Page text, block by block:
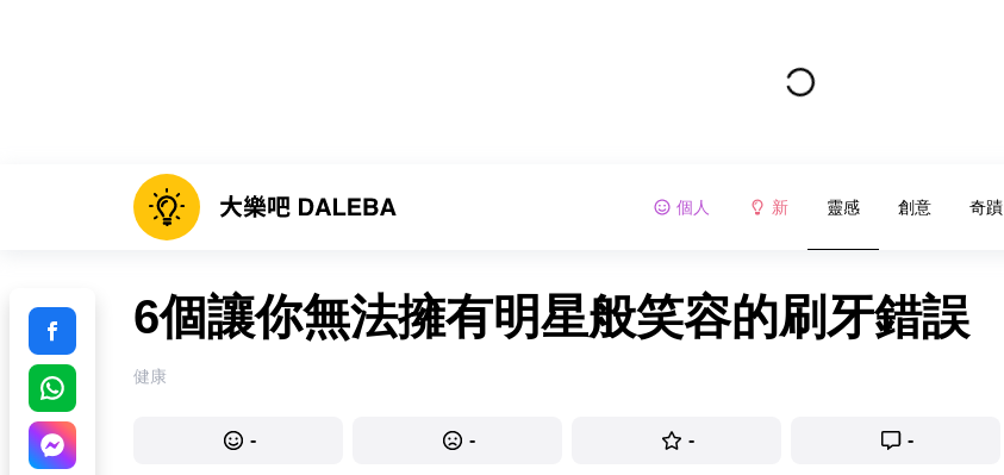
個人 新 靈感 創意 奇蹟
6個讓你無法擁有明星般笑容的刷牙錯誤
健康
- - - -